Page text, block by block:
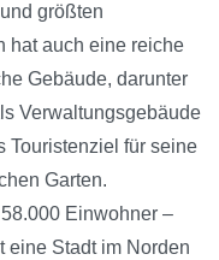
größten
hat auch eine reiche
Gebäude, darunter
Verwaltungsgebäude
Touristenziel für seine
Garten.
Einwohner –
eine Stadt im Norden